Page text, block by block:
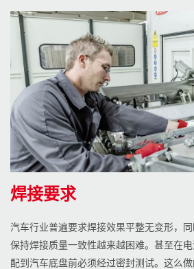
焊接要求
汽车行业普遍要求焊接效果平整无变形，同
保持焊接质量一致性越来越困难。甚至在
配到汽车底盘前必须经过密封测试。这么